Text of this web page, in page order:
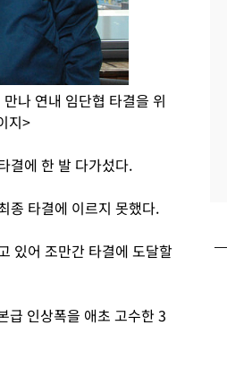
나 연내 임단협 타결을 위
지>
결에 한 발 다가섰다.
종 타결에 이르지 못했다.
있어 조만간 타결에 도달할
급 인상폭을 애초 고수한 3